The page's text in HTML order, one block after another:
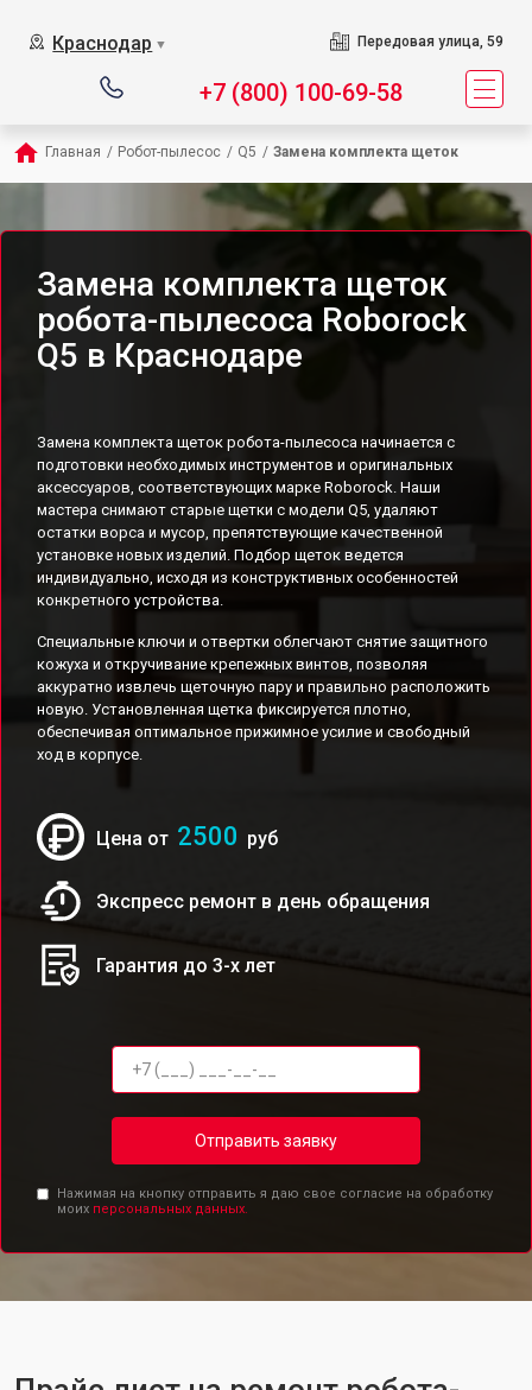
Краснодар ▼ Передовая улица, 59
+7 (800) 100-69-58
Главная / Робот-пылесос / Q5 / Замена комплекта щеток
Замена комплекта щеток
робота-пылесоса Roborock
Q5 в Краснодаре
Замена комплекта щеток робота-пылесоса начинается с
подготовки необходимых инструментов и оригинальных
аксессуаров, соответствующих марке Roborock. Наши
мастера снимают старые щетки с модели Q5, удаляют
остатки ворса и мусор, препятствующие качественной
установке новых изделий. Подбор щеток ведется
индивидуально, исходя из конструктивных особенностей
конкретного устройства.
Специальные ключи и отвертки облегчают снятие защитного
кожуха и откручивание крепежных винтов, позволяя
аккуратно извлечь щеточную пару и правильно расположить
новую. Установленная щетка фиксируется плотно,
обеспечивая оптимальное прижимное усилие и свободный
ход в корпусе.
Цена от 2500 руб
Экспресс ремонт в день обращения
Гарантия до 3-х лет
Отправить заявку
Нажимая на кнопку отправить я даю свое согласие на обработку
моих персональных данных.